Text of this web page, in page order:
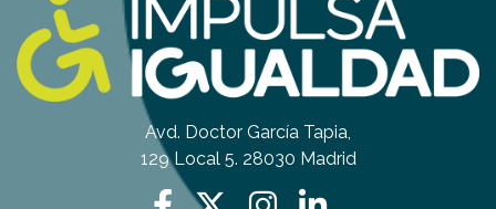
Avd. Doctor García Tapia,
129 Local 5. 28030 Madrid